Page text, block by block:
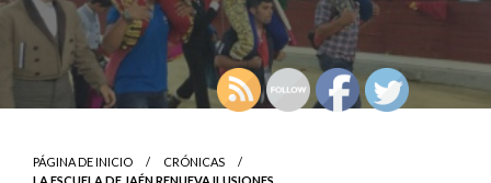
PÁGINA DE INICIO
CRÓNICAS
LA ESCUELA DE JAÉN RENUEVA ILUSIONES